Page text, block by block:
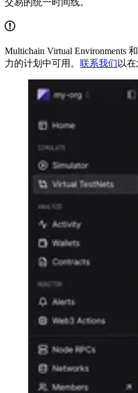
Multichain Virtual Environments
力的计划中可用。 联系我们 以